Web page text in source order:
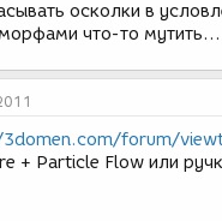
осколки в
что-то
forum/
+ Particle Flow или